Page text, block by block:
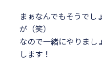
まぁなんでもそうでし
が（笑）
なので一緒にやりまし
します！